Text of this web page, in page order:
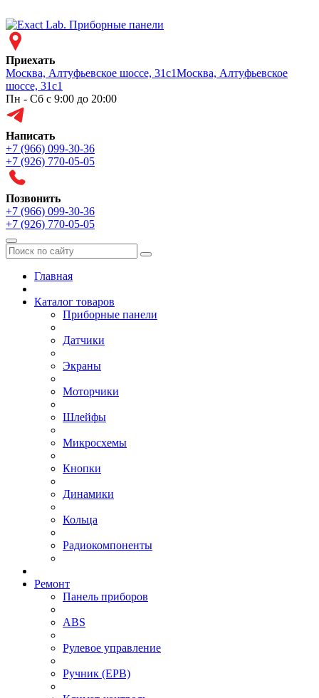
Приехать
Москва, Алтуфьевское шоссе, 31с1Москва, Алтуфьевское
шоссе, 31с1
Пн - Сб с 9:00 до 20:00
Написать
+7 (966) 099-30-36
+7 (926) 770-05-05
Позвонить
+7 (966) 099-30-36
+7 (926) 770-05-05
Меню
Главная
Каталог товаров
Приборные панели
Датчики
Экраны
Моторчики
Шлейфы
Микросхемы
Кнопки
Динамики
Кольца
Радиокомпоненты
Ремонт
Панель приборов
ABS
Рулевое управление
⁠Ручник (EPB)